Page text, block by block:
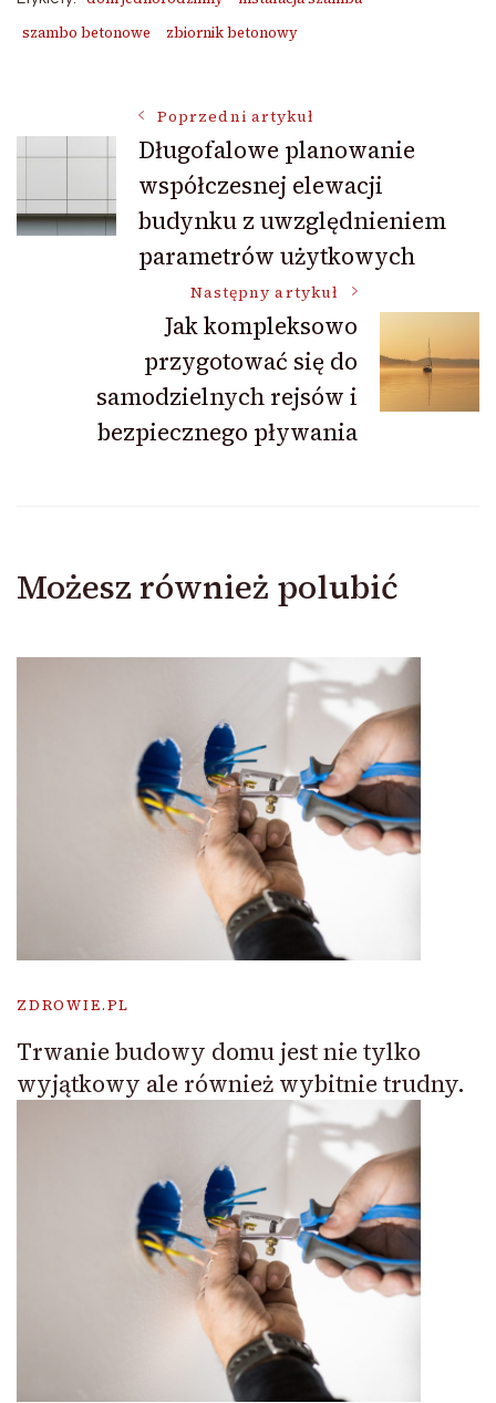
szambo betonowe
zbiornik betonowy
Nawigacja
wpisu
Poprzedni artykuł
Długofalowe planowanie
współczesnej elewacji
budynku z uwzględnieniem
parametrów użytkowych
Następny artykuł
Jak kompleksowo
przygotować się do
samodzielnych rejsów i
bezpiecznego pływania
Możesz również polubić
ZDROWIE.PL
Trwanie budowy domu jest nie tylko
wyjątkowy ale również wybitnie trudny.